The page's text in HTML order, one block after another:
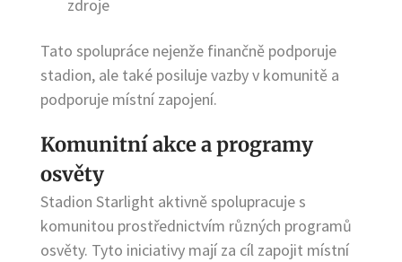
zdroje
Tato spolupráce nejenže finančně podporuje
stadion, ale také posiluje vazby v komunitě a
podporuje místní zapojení.
Komunitní akce a programy
osvěty
Stadion Starlight aktivně spolupracuje s
komunitou prostřednictvím různých programů
osvěty. Tyto iniciativy mají za cíl zapojit místní